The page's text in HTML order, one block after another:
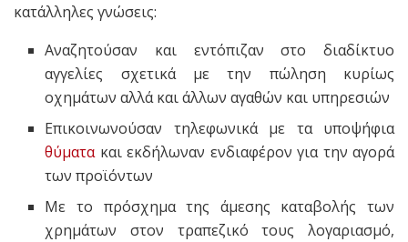
κατάλληλες γνώσεις:
Αναζητούσαν και εντόπιζαν στο διαδίκτυο
αγγελίες σχετικά με την πώληση κυρίως
οχημάτων αλλά και άλλων αγαθών και υπηρεσιών
Επικοινωνούσαν τηλεφωνικά με τα υποψήφια
θύματακαι εκδήλωναν ενδιαφέρον για την αγορά
των προϊόντων
Με το πρόσχημα της άμεσης καταβολής των
χρημάτων στον τραπεζικό τους λογαριασμό,